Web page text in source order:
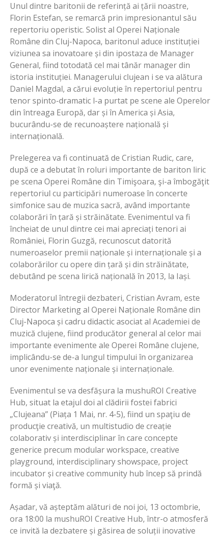
Unul dintre baritonii de referință ai țării noastre,
Florin Estefan, se remarcă prin impresionantul său
repertoriu operistic. Solist al Operei Naționale
Române din Cluj-Napoca, baritonul aduce instituției
viziunea sa inovatoare și din ipostaza de Manager
General, fiind totodată cel mai tânăr manager din
istoria instituției. Managerului clujean i se va alătura
Daniel Magdal, a cărui evoluție în repertoriul pentru
tenor spinto-dramatic l-a purtat pe scene ale Operelor
din întreaga Europă, dar și în America și Asia,
bucurându-se de recunoaștere națională și
internațională.
Prelegerea va fi continuată de Cristian Rudic, care,
după ce a debutat în roluri importante de bariton liric
pe scena Operei Române din Timişoara, şi-a îmbogăţit
repertoriul cu participări numeroase în concerte
simfonice sau de muzica sacră, având importante
colaborări în țară și străinătate. Evenimentul va fi
încheiat de unul dintre cei mai apreciați tenori ai
României, Florin Guzgă, recunoscut datorită
numeroaselor premii naționale și internaționale și a
colaborărilor cu opere din țară și din străinătate,
debutând pe scena lirică națională în 2013, la Iași.
Moderatorul întregii dezbateri, Cristian Avram, este
Director Marketing al Operei Naționale Române din
Cluj-Napoca și cadru didactic asociat al Academiei de
muzică clujene, fiind producător general al celor mai
importante evenimente ale Operei Române clujene,
implicându-se de-a lungul timpului în organizarea
unor evenimente naționale și internaționale.
Evenimentul se va desfășura la mushuROI Creative
Hub, situat la etajul doi al clădirii fostei fabrici
„Clujeana” (Piața 1 Mai, nr. 4-5), fiind un spaţiu de
producţie creativă, un multistudio de creație
colaborativ și interdisciplinar în care concepte
generice precum modular workspace, creative
playground, interdisciplinary showspace, project
incubator și creative community hub încep să prindă
formă și viaţă.
Așadar, vă așteptăm alături de noi joi, 13 octombrie,
ora 18:00 la mushuROI Creative Hub, într-o atmosferă
ce invită la dezbatere și găsirea de soluții inovative